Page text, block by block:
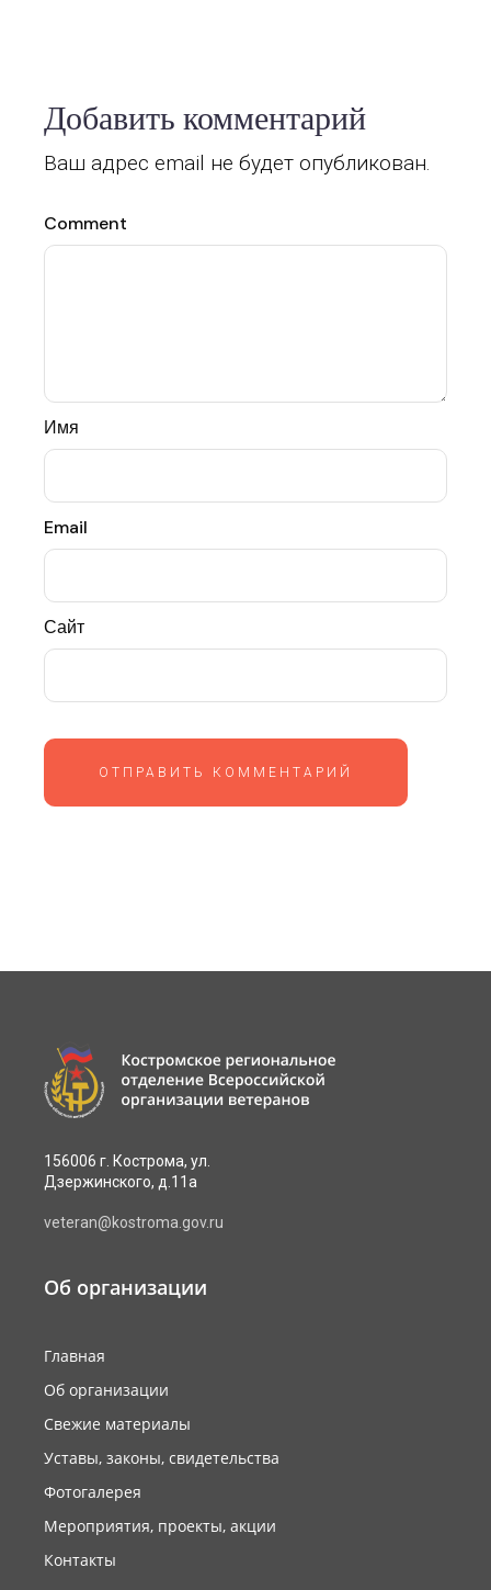
Добавить комментарий
Ваш адрес email не будет опубликован.
Comment
Имя
Email
Сайт
ОТПРАВИТЬ КОММЕНТАРИЙ
156006 г. Кострома, ул.
Дзержинского, д.11а
veteran@kostroma.gov.ru
Об организации
Главная
Об организации
Свежие материалы
Уставы, законы, свидетельства
Фотогалерея
Мероприятия, проекты, акции
Контакты